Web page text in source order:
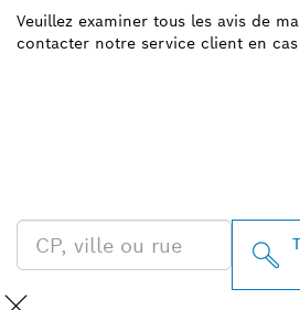
Veuillez examiner tous les avis de
contacter notre service client en